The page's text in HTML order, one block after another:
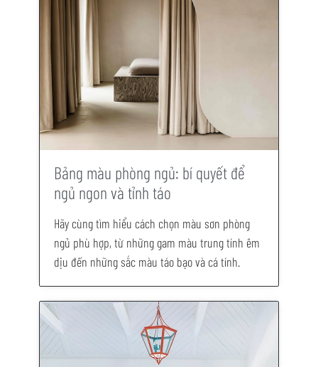
Bảng màu phòng ngủ: bí quyết để
ngủ ngon và tỉnh táo
Hãy cùng tìm hiểu cách chọn màu sơn phòng
ngủ phù hợp, từ những gam màu trung tính êm
dịu đến những sắc màu táo bạo và cá tính.